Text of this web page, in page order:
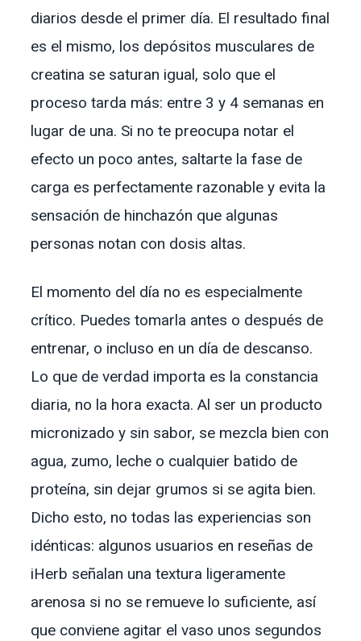
diarios desde el primer día. El resultado final
es el mismo, los depósitos musculares de
creatina se saturan igual, solo que el
proceso tarda más: entre 3 y 4 semanas en
lugar de una. Si no te preocupa notar el
efecto un poco antes, saltarte la fase de
carga es perfectamente razonable y evita la
sensación de hinchazón que algunas
personas notan con dosis altas.
El momento del día no es especialmente
crítico. Puedes tomarla antes o después de
entrenar, o incluso en un día de descanso.
Lo que de verdad importa es la constancia
diaria, no la hora exacta. Al ser un producto
micronizado y sin sabor, se mezcla bien con
agua, zumo, leche o cualquier batido de
proteína, sin dejar grumos si se agita bien.
Dicho esto, no todas las experiencias son
idénticas: algunos usuarios en reseñas de
iHerb señalan una textura ligeramente
arenosa si no se remueve lo suficiente, así
que conviene agitar el vaso unos segundos